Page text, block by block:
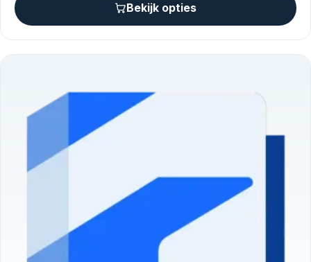
Bekijk opties